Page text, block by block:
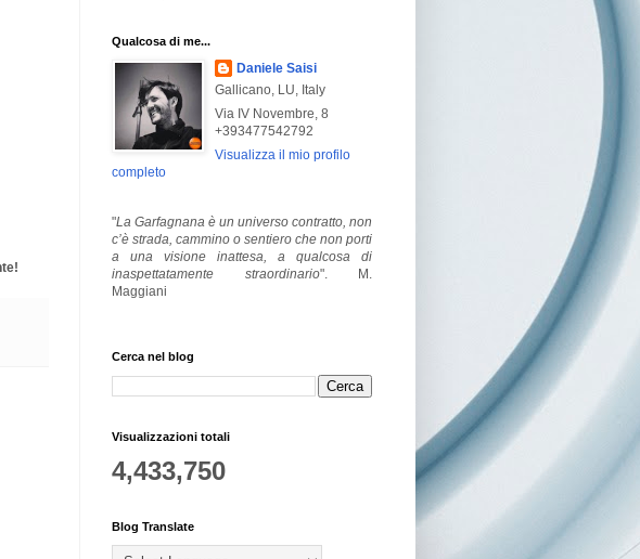
Qualcosa di me...
Daniele Saisi
Gallicano, LU, Italy
Via IV Novembre, 8
+393477542792
Visualizza il mio profilo
completo
"La Garfagnana è un universo contratto, non
c’è strada, cammino o sentiero che non porti
a una visione inattesa, a qualcosa di
inaspettatamente straordinario". M.
Maggiani
Cerca nel blog
Visualizzazioni totali
4,433,750
Blog Translate